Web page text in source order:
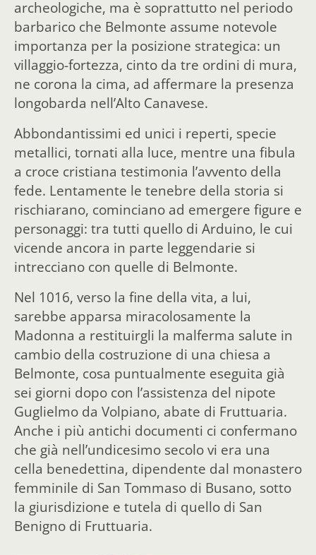
archeologiche, ma è soprattutto nel periodo
barbarico che Belmonte assume notevole
importanza per la posizione strategica: un
villaggio-fortezza, cinto da tre ordini di mura,
ne corona la cima, ad affermare la presenza
longobarda nell’Alto Canavese.
Abbondantissimi ed unici i reperti, specie
metallici, tornati alla luce, mentre una fibula
a croce cristiana testimonia l’avvento della
fede. Lentamente le tenebre della storia si
rischiarano, cominciano ad emergere figure e
personaggi: tra tutti quello di Arduino, le cui
vicende ancora in parte leggendarie si
intrecciano con quelle di Belmonte.
Nel 1016, verso la fine della vita, a lui,
sarebbe apparsa miracolosamente la
Madonna a restituirgli la malferma salute in
cambio della costruzione di una chiesa a
Belmonte, cosa puntualmente eseguita già
sei giorni dopo con l’assistenza del nipote
Guglielmo da Volpiano, abate di Fruttuaria.
Anche i più antichi documenti ci confermano
che già nell’undicesimo secolo vi era una
cella benedettina, dipendente dal monastero
femminile di San Tommaso di Busano, sotto
la giurisdizione e tutela di quello di San
Benigno di Fruttuaria.